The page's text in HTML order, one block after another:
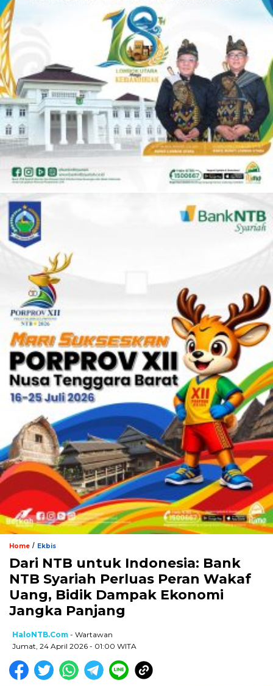
Home / Ekbis
Dari NTB untuk Indonesia: Bank
NTB Syariah Perluas Peran Wakaf
Uang, Bidik Dampak Ekonomi
Jangka Panjang
HaloNTB.com - Wartawan
Jumat, 24 April 2026 - 01:00 WITA